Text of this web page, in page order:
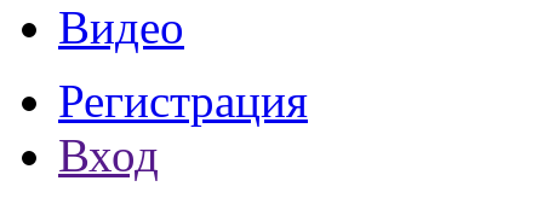
Видео
Регистрация
Вход